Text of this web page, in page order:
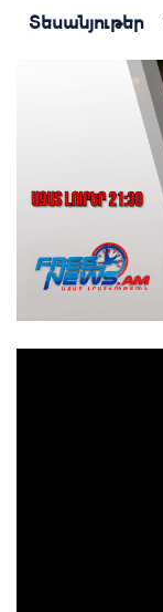
Տեսանյութեր